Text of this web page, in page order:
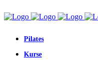
Pilates
Kurse